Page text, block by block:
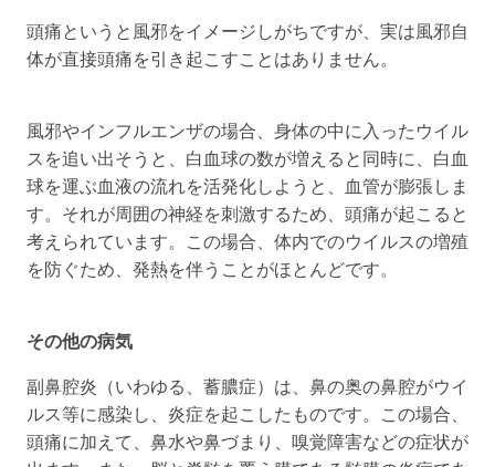
頭痛というと風邪をイメージしがちですが、実は風邪自
体が直接頭痛を引き起こすことはありません。
風邪やインフルエンザの場合、身体の中に入ったウイル
スを追い出そうと、白血球の数が増えると同時に、白血
球を運ぶ血液の流れを活発化しようと、血管が膨張しま
す。それが周囲の神経を刺激するため、頭痛が起こると
考えられています。この場合、体内でのウイルスの増殖
を防ぐため、発熱を伴うことがほとんどです。
その他の病気
副鼻腔炎（いわゆる、蓄膿症）は、鼻の奥の鼻腔がウイ
ルス等に感染し、炎症を起こしたものです。この場合、
頭痛に加えて、鼻水や鼻づまり、嗅覚障害などの症状が